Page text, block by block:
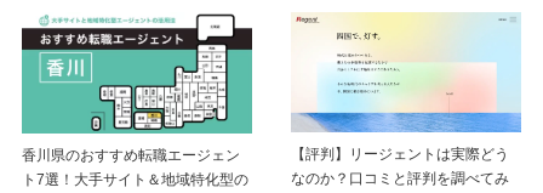
香川県のおすすめ転職エージェン
ト7選！大手サイト＆地域特化型の
【評判】リージェントは実際どう
なのか？口コミと評判を調べてみ